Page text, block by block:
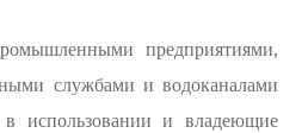
предприятиями,
службами и водоканалами
использовании и владеющие